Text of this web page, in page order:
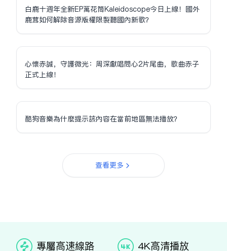
白鹿十週年全新EP萬花筒Kaleidoscope今日上線！國外
鹿茸如何解除音源版權限制聽國內新歌？
心懷赤誠，守護微光：周深獻唱問心2片尾曲，歌曲赤子
正式上線！
酷狗音樂為什麼提示該內容在當前地區無法播放？
查看更多
专属高速线路 4K高清播放